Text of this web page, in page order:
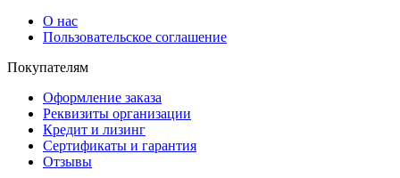
О нас
Пользовательское соглашение
Покупателям
Оформление заказа
Реквизиты организации
Кредит и лизинг
Сертификаты и гарантия
Отзывы